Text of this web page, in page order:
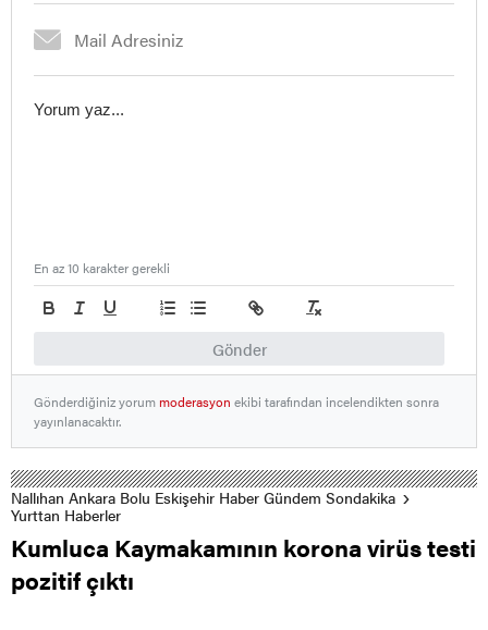
Gönder
En az 10 karakter gerekli
Gönderdiğiniz yorummoderasyon ekibi tarafından incelendikten sonra
yayınlanacaktır.
Nallıhan Ankara Bolu Eskişehir Haber Gündem Sondakika
Yurttan Haberler
Kumluca Kaymakamının korona virüs testi
pozitif çıktı